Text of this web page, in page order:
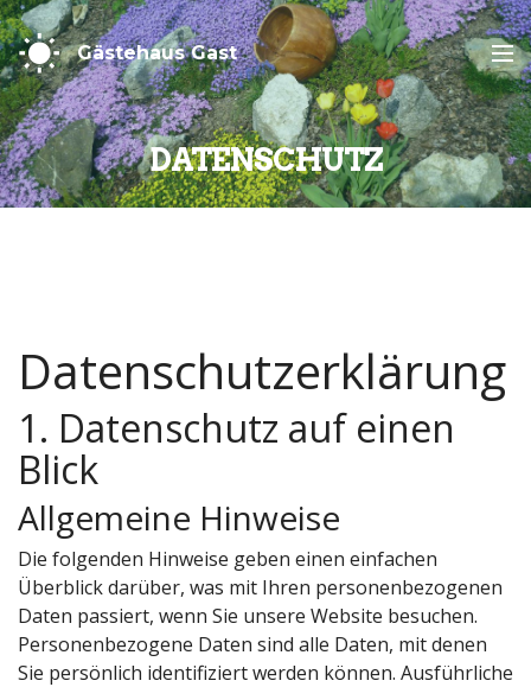
Gästehaus Gast
DATENSCHUTZ
Datenschutzerklärung
1. Datenschutz auf einen
Blick
Allgemeine Hinweise
Die folgenden Hinweise geben einen einfachen
Überblick darüber, was mit Ihren personenbezogenen
Daten passiert, wenn Sie unsere Website besuchen.
Personenbezogene Daten sind alle Daten, mit denen
Sie persönlich identifiziert werden können. Ausführliche